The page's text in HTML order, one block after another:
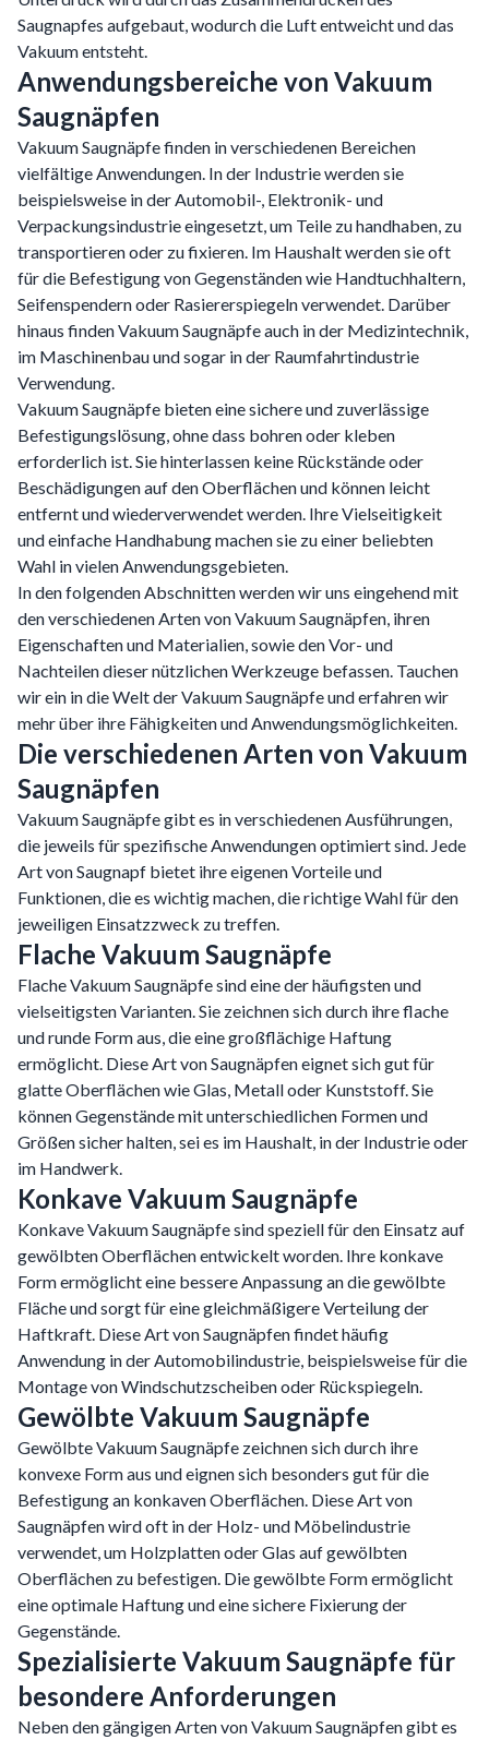
Saugnapfes aufgebaut, wodurch die Luft entweicht und das
Vakuum entsteht.
Anwendungsbereiche von Vakuum
Saugnäpfen
Vakuum Saugnäpfe finden in verschiedenen Bereichen
vielfältige Anwendungen. In der Industrie werden sie
beispielsweise in der Automobil-, Elektronik- und
Verpackungsindustrie eingesetzt, um Teile zu handhaben, zu
transportieren oder zu fixieren. Im Haushalt werden sie oft
für die Befestigung von Gegenständen wie Handtuchhaltern,
Seifenspendern oder Rasiererspiegeln verwendet. Darüber
hinaus finden Vakuum Saugnäpfe auch in der Medizintechnik,
im Maschinenbau und sogar in der Raumfahrtindustrie
Verwendung.
Vakuum Saugnäpfe bieten eine sichere und zuverlässige
Befestigungslösung, ohne dass bohren oder kleben
erforderlich ist. Sie hinterlassen keine Rückstände oder
Beschädigungen auf den Oberflächen und können leicht
entfernt und wiederverwendet werden. Ihre Vielseitigkeit
und einfache Handhabung machen sie zu einer beliebten
Wahl in vielen Anwendungsgebieten.
In den folgenden Abschnitten werden wir uns eingehend mit
den verschiedenen Arten von Vakuum Saugnäpfen, ihren
Eigenschaften und Materialien, sowie den Vor- und
Nachteilen dieser nützlichen Werkzeuge befassen. Tauchen
wir ein in die Welt der Vakuum Saugnäpfe und erfahren wir
mehr über ihre Fähigkeiten und Anwendungsmöglichkeiten.
Die verschiedenen Arten von Vakuum
Saugnäpfen
Vakuum Saugnäpfe gibt es in verschiedenen Ausführungen,
die jeweils für spezifische Anwendungen optimiert sind. Jede
Art von Saugnapf bietet ihre eigenen Vorteile und
Funktionen, die es wichtig machen, die richtige Wahl für den
jeweiligen Einsatzzweck zu treffen.
Flache Vakuum Saugnäpfe
Flache Vakuum Saugnäpfe sind eine der häufigsten und
vielseitigsten Varianten. Sie zeichnen sich durch ihre flache
und runde Form aus, die eine großflächige Haftung
ermöglicht. Diese Art von Saugnäpfen eignet sich gut für
glatte Oberflächen wie Glas, Metall oder Kunststoff. Sie
können Gegenstände mit unterschiedlichen Formen und
Größen sicher halten, sei es im Haushalt, in der Industrie oder
im Handwerk.
Konkave Vakuum Saugnäpfe
Konkave Vakuum Saugnäpfe sind speziell für den Einsatz auf
gewölbten Oberflächen entwickelt worden. Ihre konkave
Form ermöglicht eine bessere Anpassung an die gewölbte
Fläche und sorgt für eine gleichmäßigere Verteilung der
Haftkraft. Diese Art von Saugnäpfen findet häufig
Anwendung in der Automobilindustrie, beispielsweise für die
Montage von Windschutzscheiben oder Rückspiegeln.
Gewölbte Vakuum Saugnäpfe
Gewölbte Vakuum Saugnäpfe zeichnen sich durch ihre
konvexe Form aus und eignen sich besonders gut für die
Befestigung an konkaven Oberflächen. Diese Art von
Saugnäpfen wird oft in der Holz- und Möbelindustrie
verwendet, um Holzplatten oder Glas auf gewölbten
Oberflächen zu befestigen. Die gewölbte Form ermöglicht
eine optimale Haftung und eine sichere Fixierung der
Gegenstände.
Spezialisierte Vakuum Saugnäpfe für
besondere Anforderungen
Neben den gängigen Arten von Vakuum Saugnäpfen gibt es